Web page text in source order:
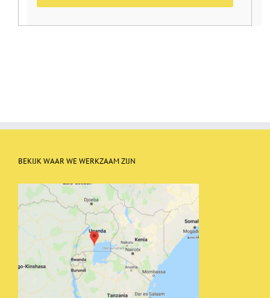
BEKIJK WAAR WE WERKZAAM ZIJN